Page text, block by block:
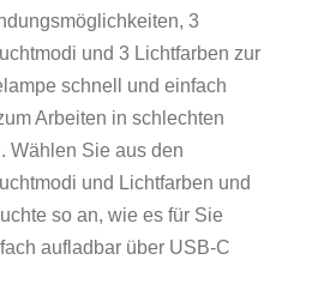
3
und 3 Lichtfarben zur
schnell und einfach
Arbeiten in schlechten
Wählen Sie aus den
und Lichtfarben und
so an, wie es für Sie
aufladbar über USB-C